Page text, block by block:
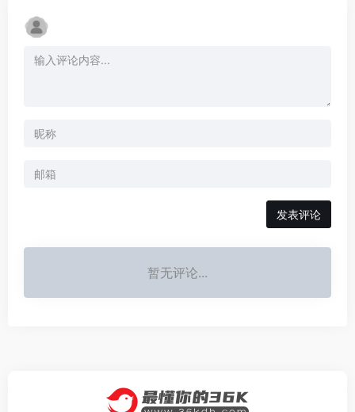
发表评论
暂无评论...